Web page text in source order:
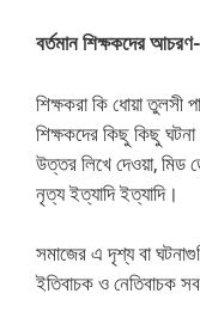
বর্তমান শিক্ষকদের আচরণ-
শিক্ষকরা কি ধোয়া তুলসী
শিক্ষকদের কিছু কিছু
উত্তর লিখে দেওয়া, মিড
নৃত্য ইত্যাদি ইত্যাদি।
সমাজের এ দৃশ্য বা
ইতিবাচক ও নেতিবাচক